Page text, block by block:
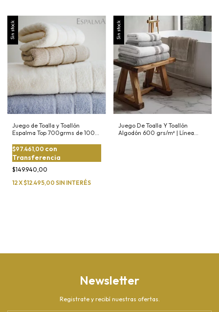
Sin stock
Juego de Toalla y Toallón
Espalma Top 700grms de 100
$149.940,00
$97.461,00 con
Transferencia
12X$12.495,00 SIN INTERÉS
Sin stock
Juego De Toalla Y Toallón
Algodón 600 grs/m² | Línea
Newsletter
Registrate y recibí nuestras ofertas.